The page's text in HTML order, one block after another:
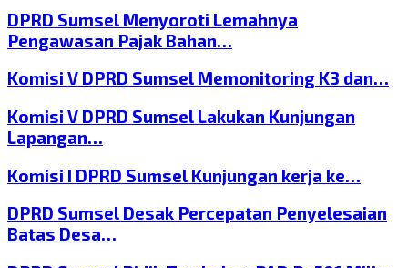
DPRD Sumsel Menyoroti Lemahnya
Pengawasan Pajak Bahan…
Komisi V DPRD Sumsel Memonitoring K3 dan…
Komisi V DPRD Sumsel Lakukan Kunjungan
Lapangan…
Komisi I DPRD Sumsel Kunjungan kerja ke…
DPRD Sumsel Desak Percepatan Penyelesaian
Batas Desa…